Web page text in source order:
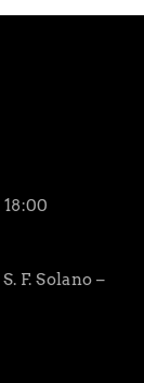
18:00
F. Solano –